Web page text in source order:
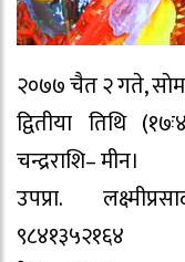
२०७७ चैत २ गते,
द्वितीया तिथि
चन्द्रराशि– मीन।
उपप्रा.
९८४१३५२१६४